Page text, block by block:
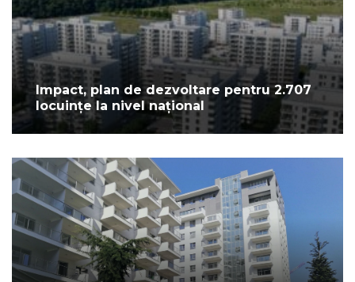
Impact, plan de dezvoltare pentru 2.707
locuințe la nivel național